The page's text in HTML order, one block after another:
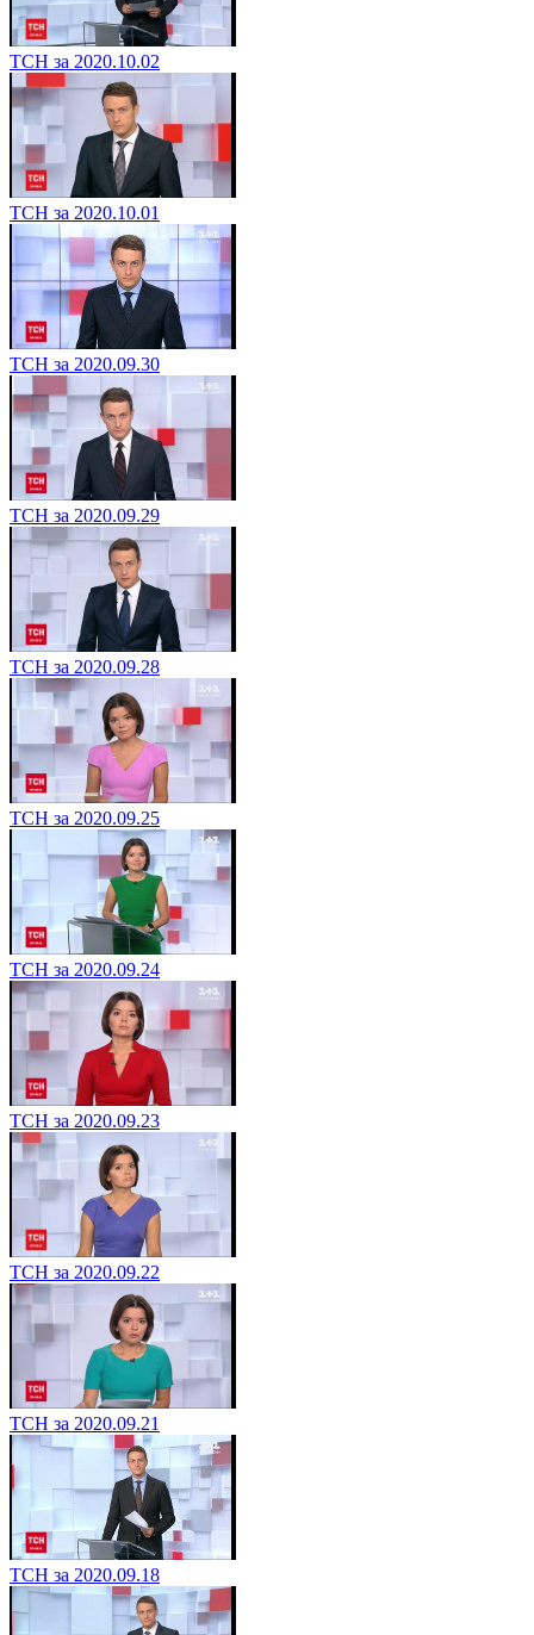
ТСН за 2020.10.02
ТСН за 2020.10.01
ТСН за 2020.09.30
ТСН за 2020.09.29
ТСН за 2020.09.28
ТСН за 2020.09.25
ТСН за 2020.09.24
ТСН за 2020.09.23
ТСН за 2020.09.22
ТСН за 2020.09.21
ТСН за 2020.09.18